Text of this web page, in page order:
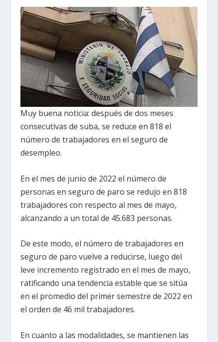
Muy buena noticia: después de dos meses
consecutivas de suba, se reduce en 818 el
número de trabajadores en el seguro de
desempleo.
En el mes de junio de 2022 el número de
personas en seguro de paro se redujo en 818
trabajadores con respecto al mes de mayo,
alcanzando a un total de 45.683 personas.
De este modo, el número de trabajadores en
seguro de paro vuelve a reducirse, luego del
leve incremento registrado en el mes de mayo,
ratificando una tendencia estable que se sitúa
en el promedio del primer semestre de 2022 en
el orden de 46 mil trabajadores.
En cuanto a las modalidades, se mantienen las